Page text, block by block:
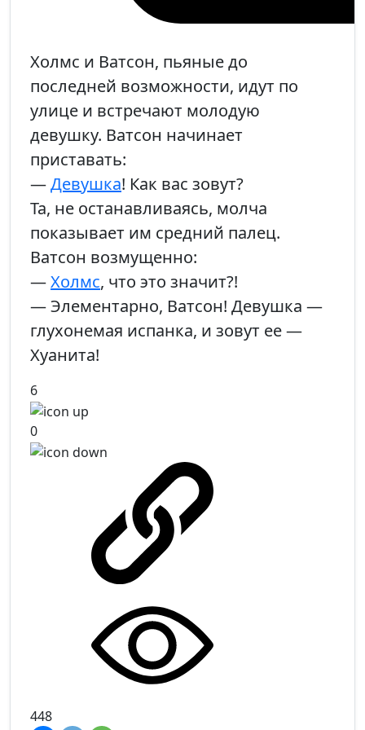
Холмс и Ватсон, пьяные до
последней возможности, идут по
улице и встречают молодую
девушку. Ватсон начинает
приставать:
—Девушка! Как вас зовут?
Та, не останавливаясь, молча
показывает им средний палец.
Ватсон возмущенно:
—Холмс, что это значит?!
— Элементарно, Ватсон! Девушка —
глухонемая испанка, и зовут ее —
Хуанита!
6
0
448